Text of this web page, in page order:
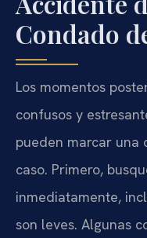
Condado
Los momentos
confusos y
pueden marcar una
caso. Primero,
inmediatamente,
son leves. Algunas